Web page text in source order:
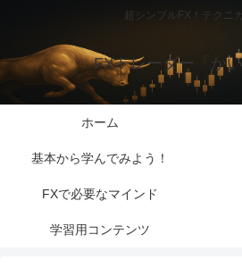
超シンプルFX！テクニ
FXトレーダー「か
ホーム
基本から学んでみよう！
FXで必要なマインド
学習用コンテンツ